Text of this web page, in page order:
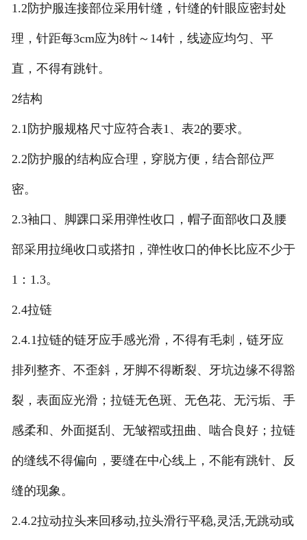
1.2防护服连接部位采用针缝，针缝的针眼应密封处
理，针距每3cm应为8针～14针，线迹应均匀、平
直，不得有跳针。
2结构
2.1防护服规格尺寸应符合表1、表2的要求。
2.2防护服的结构应合理，穿脱方便，结合部位严
密。
2.3袖口、脚踝口采用弹性收口，帽子面部收口及腰
部采用拉绳收口或搭扣，弹性收口的伸长比应不少于
1：1.3。
2.4拉链
2.4.1拉链的链牙应手感光滑，不得有毛刺，链牙应
排列整齐、不歪斜，牙脚不得断裂、牙坑边缘不得豁
裂，表面应光滑；拉链无色斑、无色花、无污垢、手
感柔和、外面挺刮、无皱褶或扭曲、啮合良好；拉链
的缝线不得偏向，要缝在中心线上，不能有跳针、反
缝的现象。
2.4.2拉动拉头来回移动,拉头滑行平稳,灵活,无跳动或